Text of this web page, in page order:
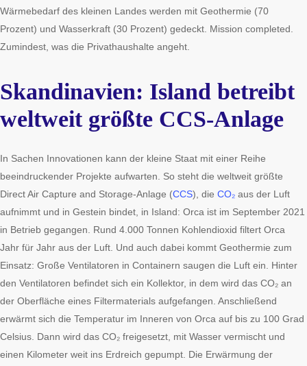
Wärmebedarf des kleinen Landes werden mit Geothermie (70
Prozent) und Wasserkraft (30 Prozent) gedeckt. Mission completed.
Zumindest, was die Privathaushalte angeht.
Skandinavien: Island betreibt
weltweit größte CCS-Anlage
In Sachen Innovationen kann der kleine Staat mit einer Reihe
beeindruckender Projekte aufwarten. So steht die weltweit größte
Direct Air Capture and Storage-Anlage (CCS), dieCO₂ aus der Luft
aufnimmt und in Gestein bindet, in Island: Orca ist im September 2021
in Betrieb gegangen. Rund 4.000 Tonnen Kohlendioxid filtert Orca
Jahr für Jahr aus der Luft. Und auch dabei kommt Geothermie zum
Einsatz: Große Ventilatoren in Containern saugen die Luft ein. Hinter
den Ventilatoren befindet sich ein Kollektor, in dem wird das CO₂ an
der Oberfläche eines Filtermaterials aufgefangen. Anschließend
erwärmt sich die Temperatur im Inneren von Orca auf bis zu 100 Grad
Celsius. Dann wird das CO₂ freigesetzt, mit Wasser vermischt und
einen Kilometer weit ins Erdreich gepumpt. Die Erwärmung der